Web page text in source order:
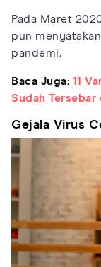
Pada Maret
pun
pandemi.
Baca Juga: 11
Sudah Tersebar
Gejala Virus